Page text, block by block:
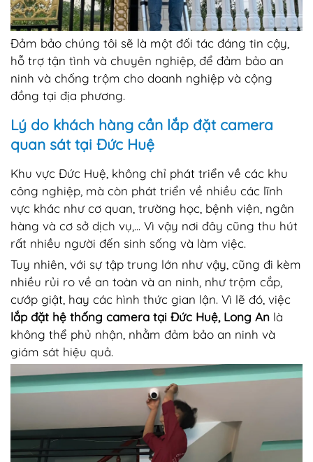
Đảm bảo chúng tôi sẽ là một đối tác đáng tin cậy,
hỗ trợ tận tình và chuyên nghiệp, để đảm bảo an
ninh và chống trộm cho doanh nghiệp và cộng
đồng tại địa phương.
Lý do khách hàng cần lắp đặt camera
quan sát tại Đức Huệ
Khu vực Đức Huệ, không chỉ phát triển về các khu
công nghiệp, mà còn phát triển về nhiều các lĩnh
vực khác như cơ quan, trường học, bệnh viện, ngân
hàng và cơ sở dịch vụ,... Vì vậy nơi đây cũng thu hút
rất nhiều người đến sinh sống và làm việc.
Tuy nhiên, với sự tập trung lớn như vậy, cũng đi kèm
nhiều rủi ro về an toàn và an ninh, như trộm cắp,
cướp giật, hay các hình thức gian lận. Vì lẽ đó, việc
lắp đặt hệ thống camera tại Đức Huệ, Long An là
không thể phủ nhận, nhằm đảm bảo an ninh và
giám sát hiệu quả.